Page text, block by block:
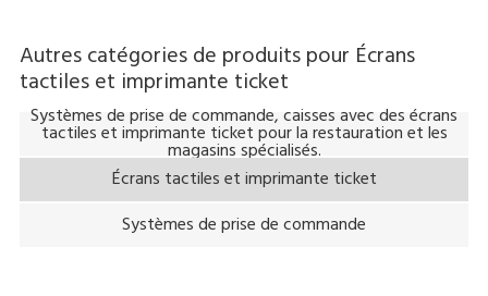
Autres catégories de produits pour Écrans
tactiles et imprimante ticket
Systèmes de prise de commande, caisses avec des écrans
tactiles et imprimante ticket pour la restauration et les
magasins spécialisés.
Écrans tactiles et imprimante ticket
Systèmes de prise de commande